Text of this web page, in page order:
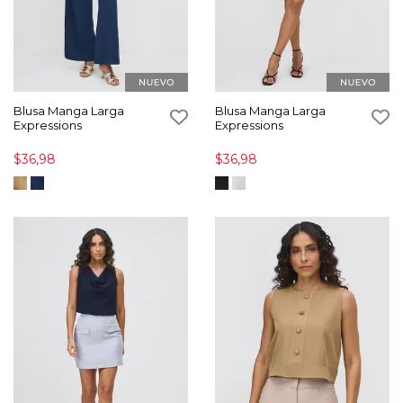
Blusa Manga Larga
Expressions
$36,98
Blusa Manga Larga
Expressions
$36,98